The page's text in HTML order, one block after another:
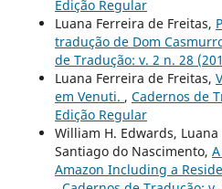
Edição Regular
Luana Ferreira de Freitas,
tradução de Dom
de Tradução: v. 2 n. 28
Luana Ferreira de Freitas,
em Venuti. , Cadernos de
Edição Regular
William H. Edwards,
Santiago do Nascimento,
Amazon Including a